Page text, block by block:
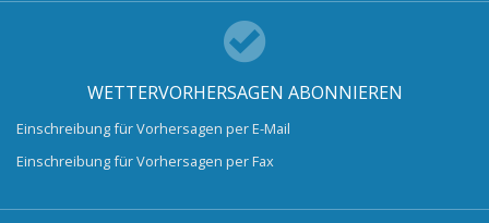
WETTERVORHERSAGEN ABONNIEREN
Einschreibung für Vorhersagen per E-Mail
Einschreibung für Vorhersagen per Fax